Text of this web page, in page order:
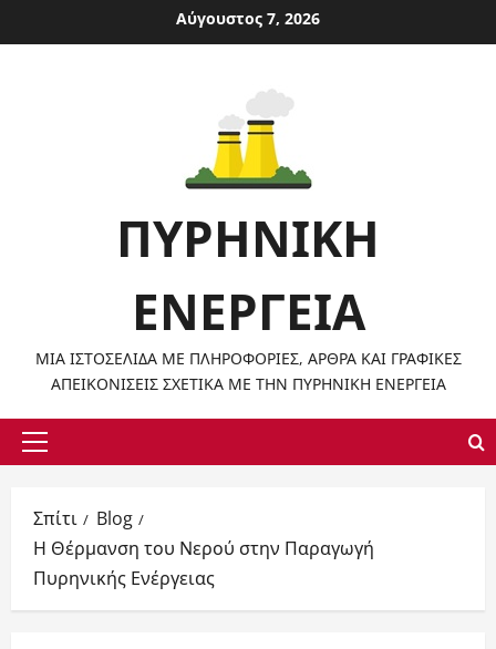
στο
Αύγουστος 7, 2026
ΠΥΡΗΝΙΚΉ
ΕΝΈΡΓΕΙΑ
ΜΙΑ ΙΣΤΟΣΕΛΊΔΑ ΜΕ ΠΛΗΡΟΦΟΡΊΕΣ, ΆΡΘΡΑ ΚΑΙ ΓΡΑΦΙΚΈΣ
ΑΠΕΙΚΟΝΊΣΕΙΣ ΣΧΕΤΙΚΆ ΜΕ ΤΗΝ ΠΥΡΗΝΙΚΉ ΕΝΈΡΓΕΙΑ
Κύριο
Σπίτι
Blog
Η Θέρμανση του Νερού στην Παραγωγή
Πυρηνικής Ενέργειας